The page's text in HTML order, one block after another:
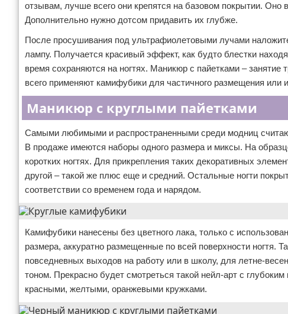
отзывам, лучше всего они крепятся на базовом покрытии. Оно
Дополнительно нужно дотсом придавить их глубже.
После просушивания под ультрафиолетовыми лучами
лампу. Получается красивый эффект, как будто блестки
время сохраняются на ногтях. Маникюр с пайетками –
всего применяют камифубики для частичного размещения или
Маникюр с круглыми пайетками
Самыми любимыми и распространенными среди модниц
В продаже имеются наборы одного размера и миксы. На
коротких ногтях. Для прикрепления таких декоративных
другой – такой же плюс еще и средний. Остальные ногти
соответствии со временем года и нарядом.
Камифубики нанесены без цветного лака, только с
размера, аккуратно размещенные по всей поверхности ногтя.
повседневных выходов на работу или в школу, для летне-
тоном. Прекрасно будет смотреться такой нейл-арт с
красными, желтыми, оранжевыми кружками.